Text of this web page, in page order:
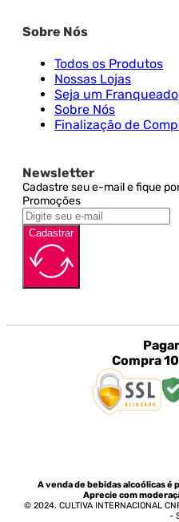
Sobre Nós
Todos os Produtos
Nossas Lojas
Seja um Franqueado
Sobre Nós
Finalização de
Newsletter
Cadastre seu e-mail e fique
Promoções
Cadastrar
Compra
A venda de bebidas alcoólicas é
Aprecie com
© 2024. CULTIVA INTERNACIONAL
-